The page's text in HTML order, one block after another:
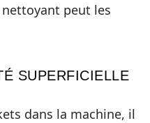
peut les
SUPERFICIELLE
dans la machine, il